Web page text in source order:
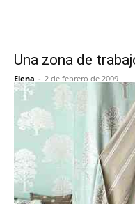
Una zona de
Elena - 2 de febrero de 2009